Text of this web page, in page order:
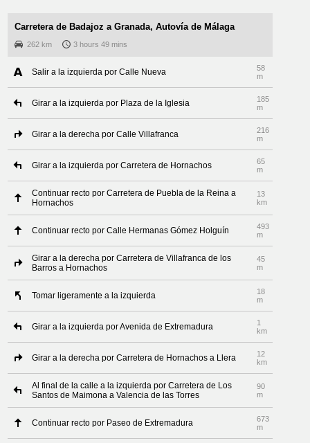
Carretera de Badajoz a Granada, Autovía de Málaga
262 km 3 hours 49 mins
Salir a la izquierda por Calle Nueva
58
m
Girar a la izquierda por Plaza de la Iglesia
185
m
Girar a la derecha por Calle Villafranca
216
m
Girar a la izquierda por Carretera de Hornachos
65
m
Continuar recto por Carretera de Puebla de la Reina a
Hornachos
13
km
Continuar recto por Calle Hermanas Gómez Holguín
493
m
Girar a la derecha por Carretera de Villafranca de los
Barros a Hornachos
45
m
Tomar ligeramente a la izquierda
18
m
Girar a la izquierda por Avenida de Extremadura
1
km
Girar a la derecha por Carretera de Hornachos a Llera
12
km
Al final de la calle a la izquierda por Carretera de Los
Santos de Maimona a Valencia de las Torres
90
m
Continuar recto por Paseo de Extremadura
673
m